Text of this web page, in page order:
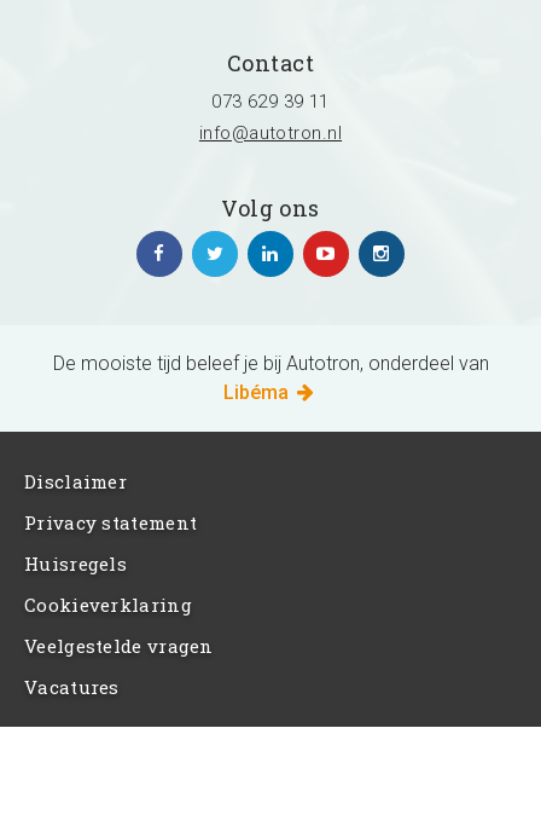
Contact
073 629 39 11
info@autotron.nl
Volg ons
De mooiste tijd beleef je bij Autotron, onderdeel van
Libéma
Disclaimer
Privacy statement
Huisregels
Cookieverklaring
Veelgestelde vragen
Vacatures